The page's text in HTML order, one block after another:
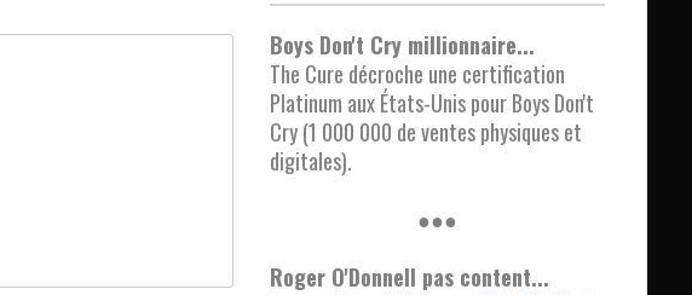
Boys Don't Cry millionnaire...
The Cure décroche une certification
Platinum aux États-Unis pour Boys Don't
Cry (1 000 000 de ventes physiques et
digitales).
●●●
Roger O'Donnell pas content...